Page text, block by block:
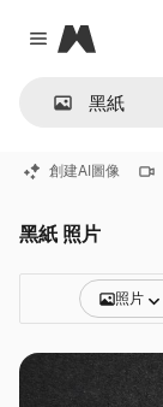
Close menu
Magnific
創建AI圖像
黑紙 照片
照片